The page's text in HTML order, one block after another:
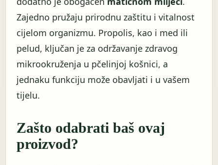
Zajedno pružaju prirodnu zaštitu i vitalnost
cijelom organizmu. Propolis, kao i med ili
pelud, ključan je za održavanje zdravog
mikrookruženja u pčelinjoj košnici, a
jednaku funkciju može obavljati i u vašem
tijelu.
Zašto odabrati baš ovaj
proizvod?